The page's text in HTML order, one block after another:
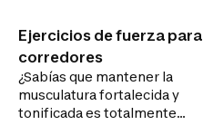
Ejercicios de fuerza para
corredores
¿Sabías que mantener la
musculatura fortalecida y
tonificada es totalmente